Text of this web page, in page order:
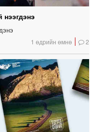
1 өдрийн өмнө 2